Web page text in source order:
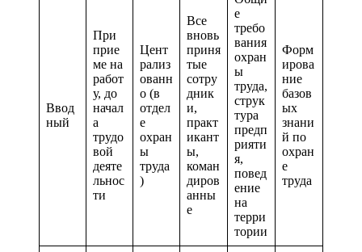
Ввод
ный
При
прие
ме на
работ
у, до
начал
а
трудо
вой
деяте
льнос
ти
Цент
рализ
ованн
о (в
отдел
е
охран
ы
труда
)
Все
вновь
приня
тые
сотру
дник
и,
практ
икант
ы,
коман
диров
анны
е
е
требо
вания
охран
ы
труда,
струк
тура
предп
рияти
я,
повед
ение
на
терри
тории
Форм
ирова
ние
базов
ых
знани
й по
охран
е
труда